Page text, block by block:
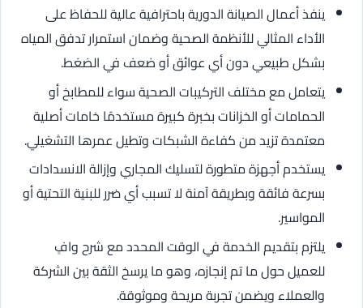
ينفذ أعمال الصيانة الدورية باحترافية عالية للحفاظ على
الأداء المثالي للأنظمة الصحية وضمان استمرار تدفق المياه
بشكل طبيعي دون أي عوائق أو ضعف في الضغط.
يتعامل مع مختلف التركيبات الصحية سواء للمطابخ أو
الحمامات أو الخزانات بخبرة كبيرة مستخدمًا خامات أصلية
معتمدة تزيد من كفاءة الشبكات وتطيل عمرها التشغيلي.
يستخدم أجهزة متطورة لتسليك المجاري وإزالة الانسدادات
بسرعة فائقة وبطريقة آمنة لا تسبب أي ضرر للبنية التحتية أو
المواسير.
يلتزم بتقديم الخدمة في الوقت المحدد مع شرح وافٍ
للعميل حول ما تم إنجازه، وهو ما يرسخ الثقة بين الشركة
والعملاء ويضمن تجربة مريحة وموثوقة.